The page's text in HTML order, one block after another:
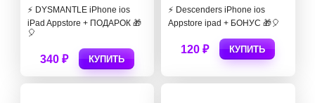
⚡️ DYSMANTLE iPhone ios
iPad Appstore + ПОДАРОК 🎁
🎈
340 ₽ КУПИТЬ
⚡️ Descenders iPhone ios
Appstore ipad + БОНУС 🎁🎈
120 ₽ КУПИТЬ